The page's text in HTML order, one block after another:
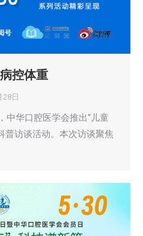
控体重
28日
中华口腔医学会推出“儿童
普访谈活动。本次访谈聚焦